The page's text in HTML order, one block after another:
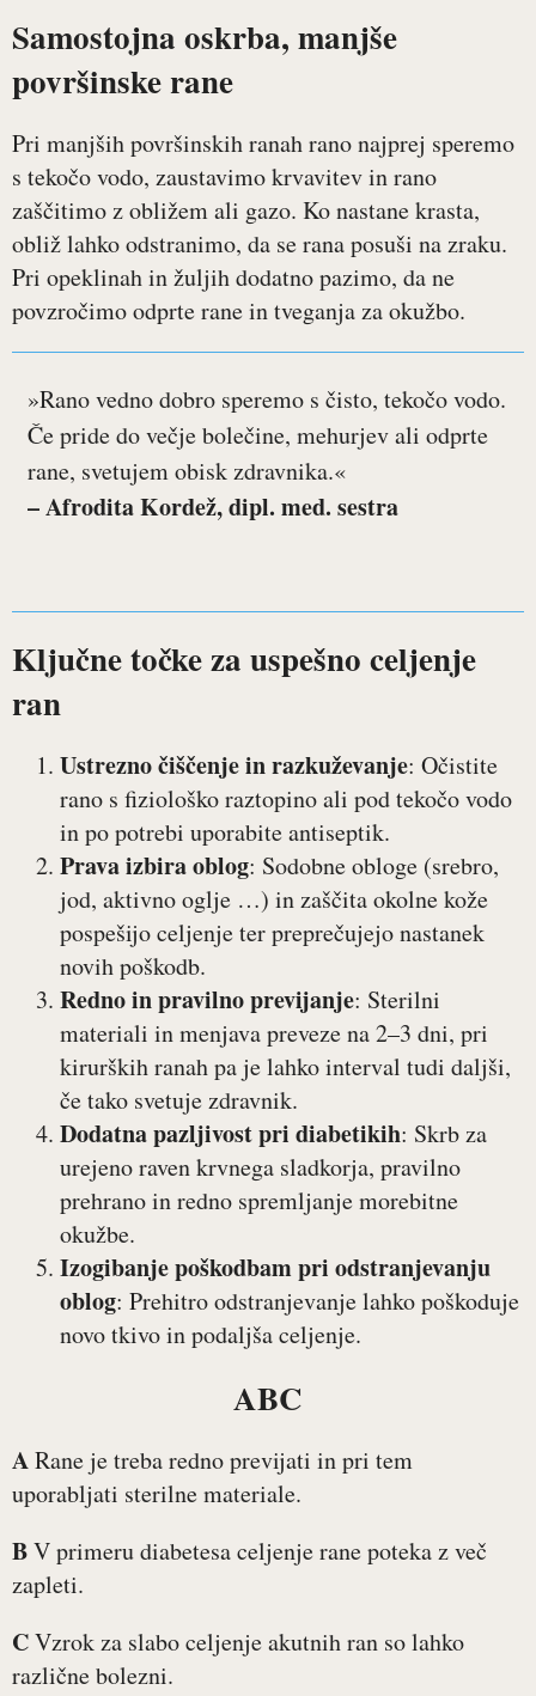
Samostojna oskrba, manjše
površinske rane
Pri manjših površinskih ranah rano najprej speremo
s tekočo vodo, zaustavimo krvavitev in rano
zaščitimo z obližem ali gazo. Ko nastane krasta,
obliž lahko odstranimo, da se rana posuši na zraku.
Pri opeklinah in žuljih dodatno pazimo, da ne
povzročimo odprte rane in tveganja za okužbo.
»Rano vedno dobro speremo s čisto, tekočo vodo.
Če pride do večje bolečine, mehurjev ali odprte
rane, svetujem obisk zdravnika.«
– Afrodita Kordež, dipl. med. sestra
Ključne točke za uspešno celjenje
ran
Ustrezno čiščenje in razkuževanje: Očistite
rano s fiziološko raztopino ali pod tekočo vodo
in po potrebi uporabite antiseptik.
Prava izbira oblog: Sodobne obloge (srebro,
jod, aktivno oglje …) in zaščita okolne kože
pospešijo celjenje ter preprečujejo nastanek
novih poškodb.
Redno in pravilno previjanje: Sterilni
materiali in menjava preveze na 2–3 dni, pri
kirurških ranah pa je lahko interval tudi daljši,
če tako svetuje zdravnik.
Dodatna pazljivost pri diabetikih: Skrb za
urejeno raven krvnega sladkorja, pravilno
prehrano in redno spremljanje morebitne
okužbe.
Izogibanje poškodbam pri odstranjevanju
oblog: Prehitro odstranjevanje lahko poškoduje
novo tkivo in podaljša celjenje.
ABC
ARane je treba redno previjati in pri tem
uporabljati sterilne materiale.
BV primeru diabetesa celjenje rane poteka z več
zapleti.
CVzrok za slabo celjenje akutnih ran so lahko
različne bolezni.